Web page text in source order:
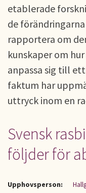
etablerade
de
rapportera om
kunskaper om
anpassa sig till
faktum har
uttryck inom en
Svensk
följder för
Upphovsperson: